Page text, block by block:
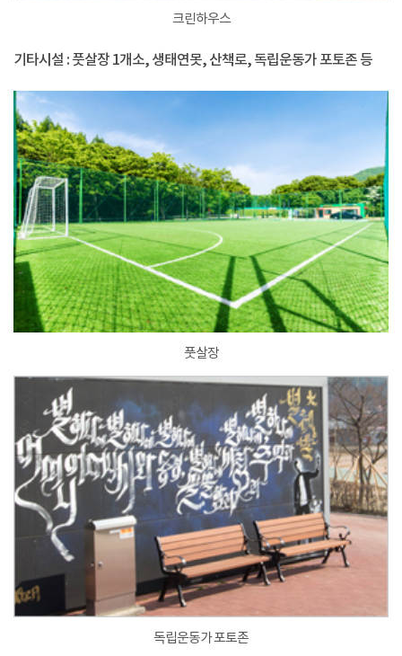
크린하우스
기타시설 : 풋살장 1개소, 생태연못, 산책로, 독립운동가 포토존 등
풋살장
독립운동가 포토존